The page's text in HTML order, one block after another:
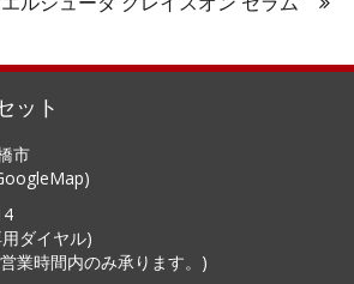
ット
市
)
ダイヤル)
業時間内のみ承ります。)